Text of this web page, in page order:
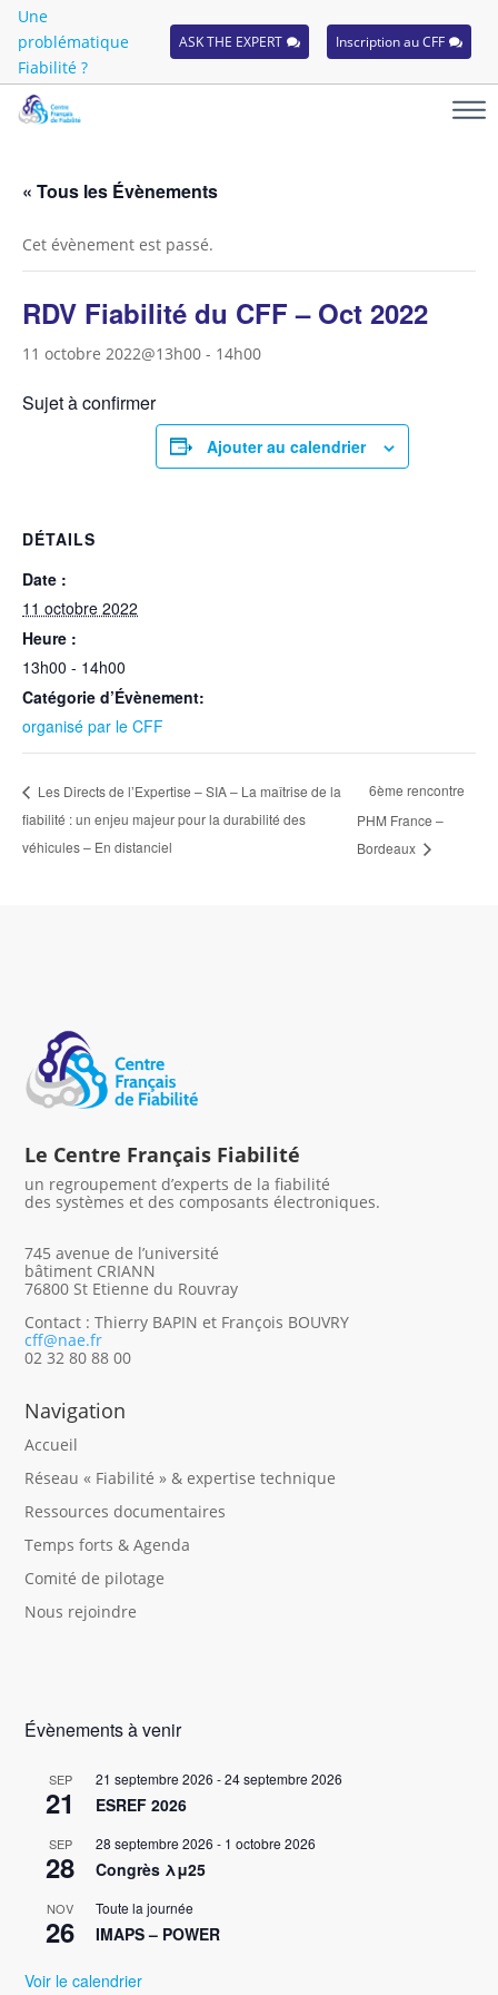
Une
problématique
Fiabilité ?
ASK THE EXPERT Inscription au CFF
« Tous les Évènements
Cet évènement est passé.
RDV Fiabilité du CFF – Oct 2022
11 octobre 2022@13h00 - 14h00
Sujet à confirmer
Ajouter au calendrier
DÉTAILS
Date :
11 octobre 2022
Heure :
13h00 - 14h00
Catégorie d’Évènement:
organisé par le CFF
Les Directs de l’Expertise – SIA – La maîtrise de la
fiabilité : un enjeu majeur pour la durabilité des
véhicules – En distanciel
6ème rencontre
PHM France –
Bordeaux
Le Centre Français Fiabilité
un regroupement d’experts de la fiabilité
des systèmes et des composants électroniques.
745 avenue de l’université
bâtiment CRIANN
76800 St Etienne du Rouvray
Contact : Thierry BAPIN et François BOUVRY
cff@nae.fr
02 32 80 88 00
Navigation
Accueil
Réseau « Fiabilité » & expertise technique
Ressources documentaires
Temps forts & Agenda
Comité de pilotage
Nous rejoindre
Évènements à venir
SEP
21
21 septembre 2026 -24 septembre 2026
ESREF 2026
SEP
28
28 septembre 2026 - 1 octobre 2026
Congrès λμ25
NOV
26
Toute la journée
IMAPS – POWER
Voir le calendrier